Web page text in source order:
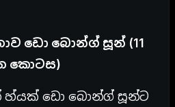
ඩො බොන්ග් සූන් (11
කොටස)
හ්යක් ඩො බොන්ග් සූන්ට